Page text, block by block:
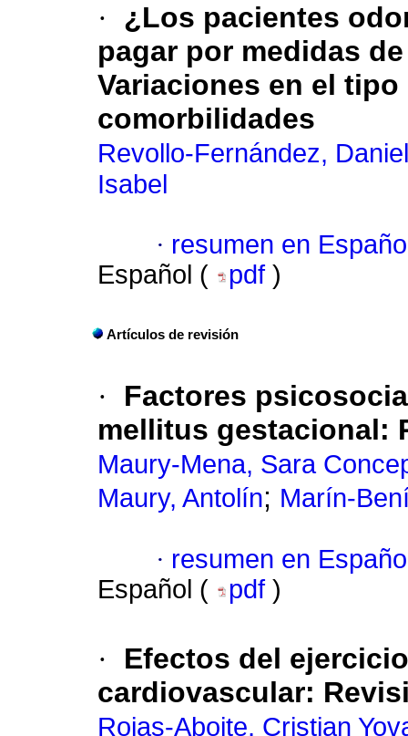
·
¿Los pacientes
pagar por medidas
Variaciones en el
comorbilidades
Revollo-Fernández,
Isabel
· resumen en
Español (
pdf )
Artículos de revisión
·
Factores
mellitus gestacional:
Maury-Mena, Sara
Maury, Antolín; Marín-
· resumen en
Español (
pdf )
·
Efectos del
cardiovascular:
Rojas-Aboite, Cristian